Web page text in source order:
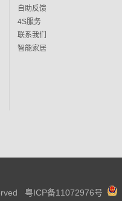
自助反馈
4S服务
联系我们
智能家居
粤ICP备11072976号